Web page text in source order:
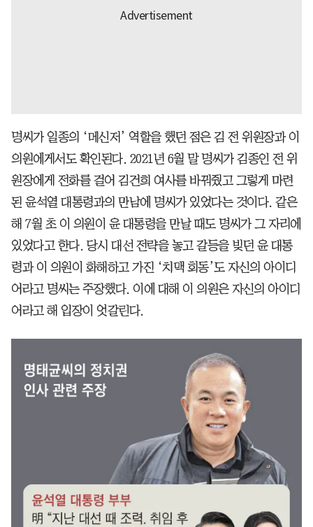
명씨가 일종의 ‘메신저’ 역할을 했던 점은 김 전 위원장과 이
의원에게서도 확인된다. 2021년 6월 말 명씨가 김종인 전 위
원장에게 전화를 걸어 김건희 여사를 바꿔줬고 그렇게 마련
된 윤석열 대통령과의 만남에 명씨가 있었다는 것이다. 같은
해 7월 초 이 의원이 윤 대통령을 만날 때도 명씨가 그 자리에
있었다고 한다. 당시 대선 전략을 놓고 갈등을 빚던 윤 대통
령과 이 의원이 화해하고 가진 ‘치맥 회동’도 자신의 아이디
어라고 명씨는 주장했다. 이에 대해 이 의원은 자신의 아이디
어라고 해 입장이 엇갈린다.